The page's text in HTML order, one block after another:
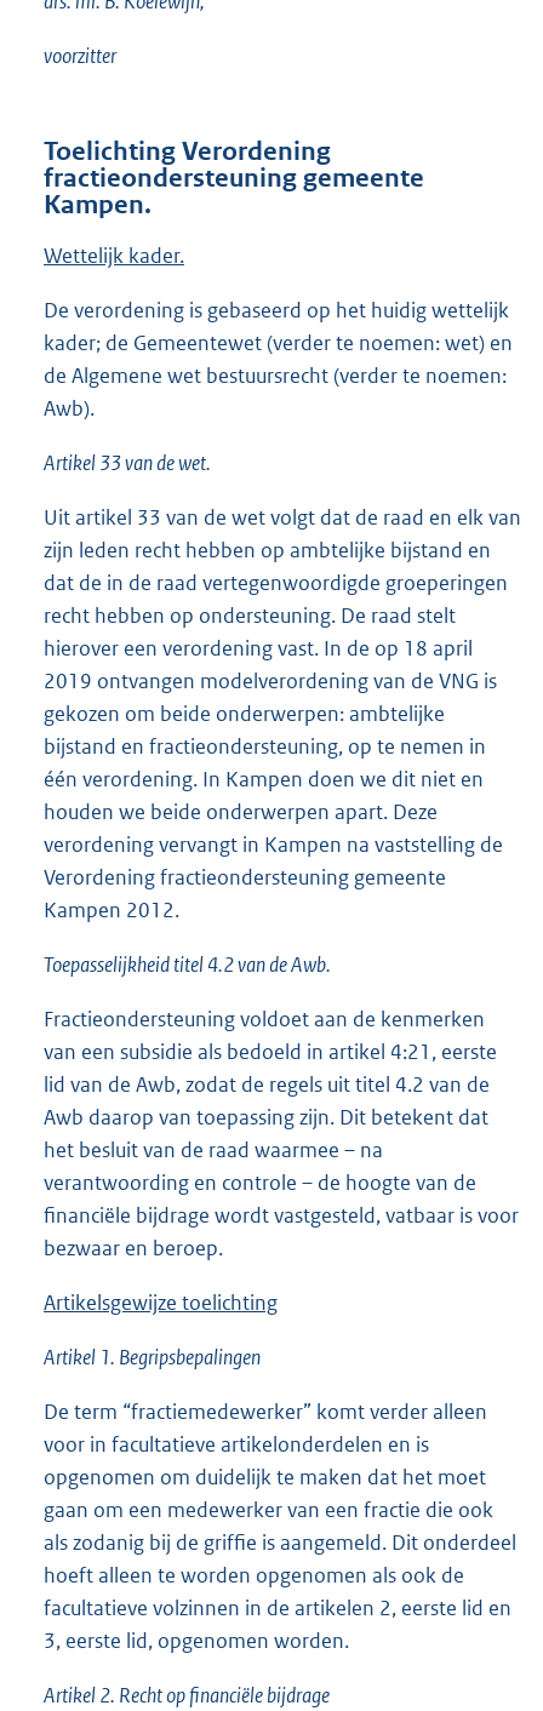
voorzitter
Toelichting Verordening
fractieondersteuning gemeente
Kampen.
Wettelijk kader.
De verordening is gebaseerd op het huidig wettelijk
kader; de Gemeentewet (verder te noemen: wet) en
de Algemene wet bestuursrecht (verder te noemen:
Awb).
Artikel 33 van de wet.
Uit artikel 33 van de wet volgt dat de raad en elk van
zijn leden recht hebben op ambtelijke bijstand en
dat de in de raad vertegenwoordigde groeperingen
recht hebben op ondersteuning. De raad stelt
hierover een verordening vast. In de op 18 april
2019 ontvangen modelverordening van de VNG is
gekozen om beide onderwerpen: ambtelijke
bijstand en fractieondersteuning, op te nemen in
één verordening. In Kampen doen we dit niet en
houden we beide onderwerpen apart. Deze
verordening vervangt in Kampen na vaststelling de
Verordening fractieondersteuning gemeente
Kampen 2012.
Toepasselijkheid titel 4.2 van de Awb.
Fractieondersteuning voldoet aan de kenmerken
van een subsidie als bedoeld in artikel 4:21, eerste
lid van de Awb, zodat de regels uit titel 4.2 van de
Awb daarop van toepassing zijn. Dit betekent dat
het besluit van de raad waarmee – na
verantwoording en controle – de hoogte van de
financiële bijdrage wordt vastgesteld, vatbaar is voor
bezwaar en beroep.
Artikelsgewijze toelichting
Artikel 1. Begripsbepalingen
De term “fractiemedewerker” komt verder alleen
voor in facultatieve artikelonderdelen en is
opgenomen om duidelijk te maken dat het moet
gaan om een medewerker van een fractie die ook
als zodanig bij de griffie is aangemeld. Dit onderdeel
hoeft alleen te worden opgenomen als ook de
facultatieve volzinnen in de artikelen 2, eerste lid en
3, eerste lid, opgenomen worden.
Artikel 2. Recht op financiële bijdrage